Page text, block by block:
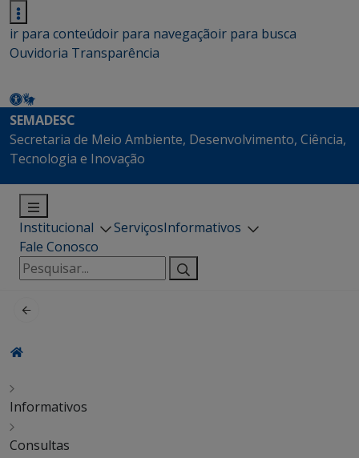
ir para conteúdoir para navegaçãoir para busca
Ouvidoria Transparência
SEMADESC
Secretaria de Meio Ambiente, Desenvolvimento, Ciência,
Tecnologia e Inovação
Institucional ServiçosInformativos
Fale Conosco
Pesquisar
por:
Informativos
Consultas